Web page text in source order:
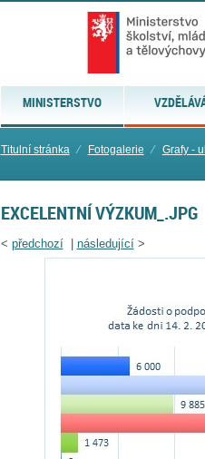
MINISTERSTVO
Titulní stránka ⁄ Fotogalerie ⁄ Grafy -
EXCELENTNÍ VÝZKUM_.JPG
< předchozí| následující>